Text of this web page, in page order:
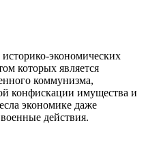
экономических
которых является
коммунизма,
конфискации имущества и
экономике даже
действия.